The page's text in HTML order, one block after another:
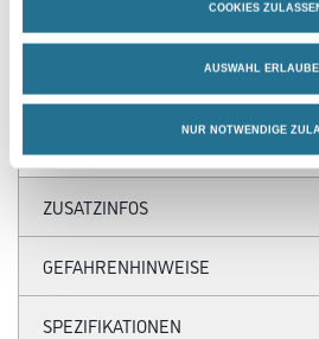
COOKIES
AUSWAHL
NUR NOTWENDIGE
- Oberseite: Vliesfasermix
- Unterseite: Antirutsch-Folie
- Saugstark und abriebfest
ZUSATZINFOS
GEFAHRENHINWEISE
SPEZIFIKATIONEN